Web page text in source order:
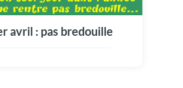
avril : pas bredouille